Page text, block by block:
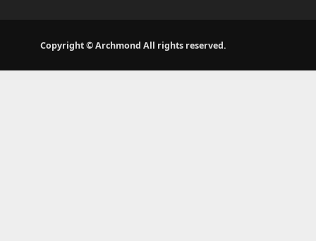
Copyright © Archmond All rights reserved.